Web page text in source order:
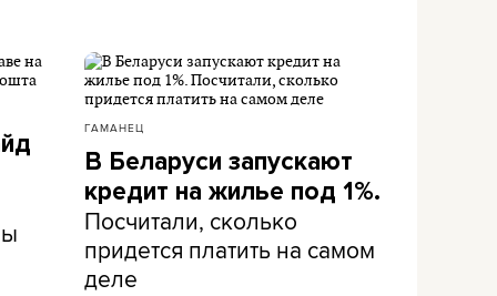
ГАМАНЕЦ
В Беларуси запускают
кредит на жилье под 1%.
Посчитали, сколько
придется платить на самом
деле